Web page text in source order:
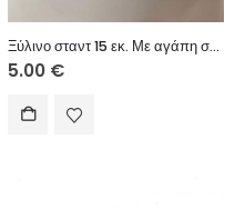
Ξύλινο σταντ 15 εκ. Με αγάπη στη φίλη μου
5.00 €